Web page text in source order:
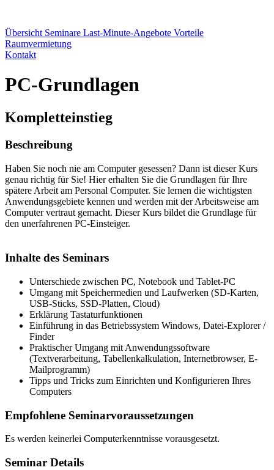
Übersicht Seminare Last-Minute-Angebote Vorteile
Raumvermietung
Kontakt
PC-Grundlagen
Kompletteinstieg
Beschreibung
Haben Sie noch nie am Computer gesessen? Dann ist dieser Kurs
genau richtig für Sie! Hier erhalten Sie die Grundlagen für Ihre
spätere Arbeit am Personal Computer. Sie lernen die wichtigsten
Anwendungsgebiete kennen und werden mit der Arbeitsweise am
Computer vertraut gemacht. Dieser Kurs bildet die Grundlage für
den unerfahrenen PC-Einsteiger.
Inhalte des Seminars
Unterschiede zwischen PC, Notebook und Tablet-PC
Umgang mit Speichermedien und Laufwerken (SD-Karten,
USB-Sticks, SSD-Platten, Cloud)
Erklärung Tastaturfunktionen
Einführung in das Betriebssystem Windows, Datei-Explorer /
Finder
Praktischer Umgang mit Anwendungssoftware
(Textverarbeitung, Tabellenkalkulation, Internetbrowser, E-
Mailprogramm)
Tipps und Tricks zum Einrichten und Konfigurieren Ihres
Computers
Empfohlene Seminarvoraussetzungen
Es werden keinerlei Computerkenntnisse vorausgesetzt.
Seminar Details